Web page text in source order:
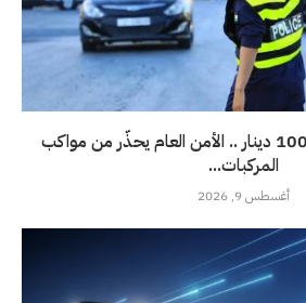
حجز المركبة وغرامة 100 دينار .. الأمن العام يحذّر من مواكب
المركبات...
أغسطس 9, 2026